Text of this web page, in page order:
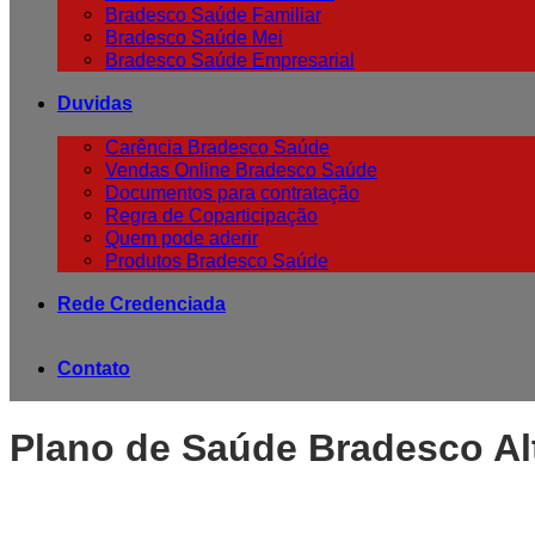
Bradesco Saúde Familiar
Bradesco Saúde Mei
Bradesco Saúde Empresarial
Duvidas
Carência Bradesco Saúde
Vendas Online Bradesco Saúde
Documentos para contratação
Regra de Coparticipação
Quem pode aderir
Produtos Bradesco Saúde
Rede Credenciada
Contato
Plano de Saúde Bradesco